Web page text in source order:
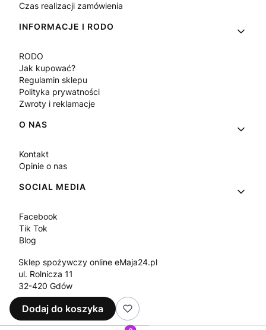
Czas realizacji zamówienia
INFORMACJE I RODO
RODO
Jak kupować?
Regulamin sklepu
Polityka prywatności
Zwroty i reklamacje
O NAS
Kontakt
Opinie o nas
SOCIAL MEDIA
Facebook
Tik Tok
Blog
Sklep spożywczy online eMaja24.pl
ul. Rolnicza 11
32-420 Gdów
Tel.+48 573 330 911
e-mail:sklep@emaja24.pl
Dodaj do koszyka